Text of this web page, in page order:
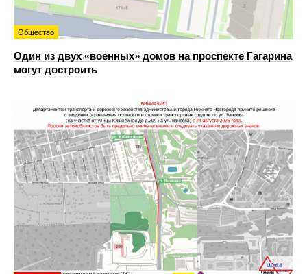
Общество
Один из двух «военных» домов на проспекте Гагарина
могут достроить